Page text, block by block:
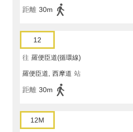
距離 30m
12
往 羅便臣道(循環線)
羅便臣道, 西摩道 站
距離 30m
12M